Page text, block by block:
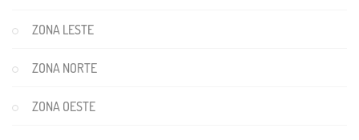
ZONA LESTE
ZONA NORTE
ZONA OESTE